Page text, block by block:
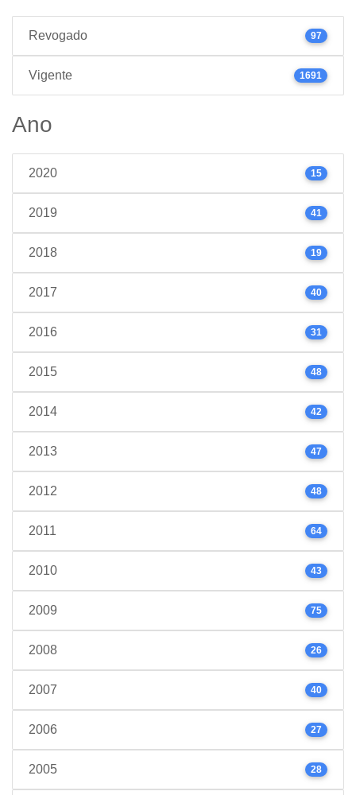
Revogado 97
Vigente 1691
Ano
2020 15
2019 41
2018 19
2017 40
2016 31
2015 48
2014 42
2013 47
2012 48
2011 64
2010 43
2009 75
2008 26
2007 40
2006 27
2005 28